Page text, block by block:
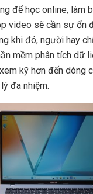
để học online, làm
video sẽ cần sự ổn
khi đó, người hay
mềm phân tích dữ
kỹ hơn đến dòng
đa nhiệm.